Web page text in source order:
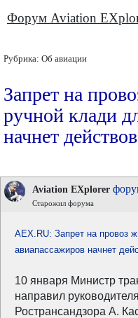
Форум Aviation
Рубрика: Об авиации
Запрет на
ручной клади
начнет
Aviation EXplorer
Старожил форума
AEX.RU: Запрет на провоз
авиапассажиров начнет
10 января Министр
направил
Ространсандзора А.